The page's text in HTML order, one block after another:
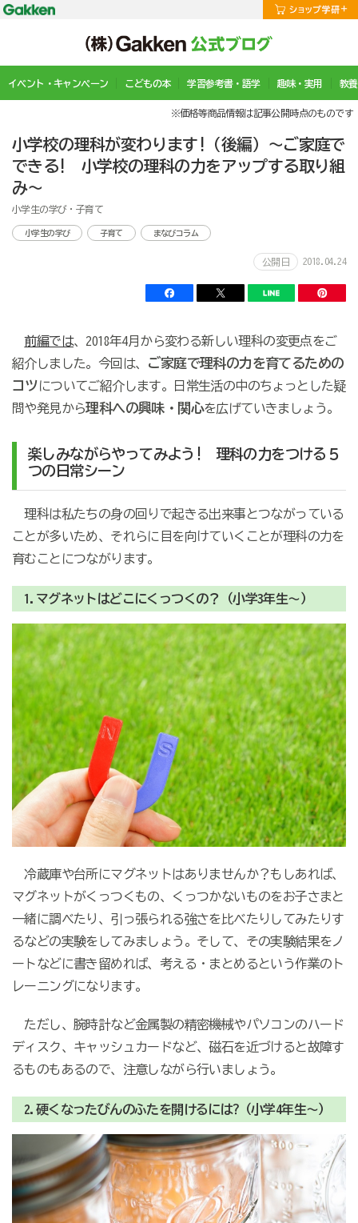
イベント・キャンペーン こどもの本 学習参考書・語学 趣味・実用 教
※価格等商品情報は記事公開時点のものです
小学校の理科が変わります!（後編）〜ご家庭で
できる! 小学校の理科の力をアップする取り組
み〜
小学生の学び・子育て
小学生の学び 子育て まなびコラム
公開日 2018.04.24
前編では、2018年4月から変わる新しい理科の変更点をご
紹介しました。今回は、
ご家庭で理科の力を育てるための
コツについてご紹介します。日常生活の中のちょっとした疑
問や発見から理科への興味・関心を広げていきましょう。
楽しみながらやってみよう! 理科の力をつける５
つの日常シーン
理科は私たちの身の回りで起きる出来事とつながっている
ことが多いため、それらに目を向けていくことが理科の力を
育むことにつながります。
1.マグネットはどこにくっつくの？（小学3年生～）
冷蔵庫や台所にマグネットはありませんか？もしあれば、
マグネットがくっつくもの、くっつかないものをお子さまと
一緒に調べたり、引っ張られる強さを比べたりしてみたりす
るなどの実験をしてみましょう。そして、その実験結果をノ
ートなどに書き留めれば、考える・まとめるという作業のト
レーニングになります。
ただし、腕時計など金属製の精密機械やパソコンのハード
ディスク、キャッシュカードなど、磁石を近づけると故障す
るものもあるので、注意しながら行いましょう。
2.硬くなったびんのふたを開けるには?（小学4年生～）